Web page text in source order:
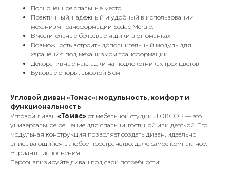
Полноценное спальные место
Практичный, надежный и удобный в использовании
механизм трансформации Sedac Merale.
Вместительные бельевые ящики в оттоманках
Возможность встроить дополнительный модуль для
харанения под механизмом трансформации
Декоративные накладки на подлокотниках трех цветов
Буковые опоры, высотой 5 см
Угловой диван «Томас»: модульность, комфорт и
функциональность
Угловой диван «Томас» от мебельной студии ЛЮКСОР — это
универсальное решение для спальни, гостиной или детской. Его
модульная конструкция позволяет создать диван, идеально
вписывающийся в любое пространство, даже самое компактное.
Варианты исполнения
Персонализируйте диван под свои потребности: